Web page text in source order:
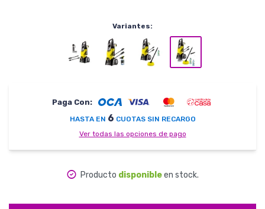
Variantes:
Paga Con:
HASTA EN 6 CUOTAS SIN RECARGO
Ver todas las opciones de pago
Producto disponibleen stock.
Herramientas